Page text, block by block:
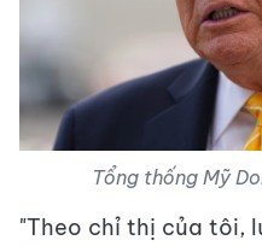
Tổng thống Mỹ
"Theo chỉ thị của tôi,